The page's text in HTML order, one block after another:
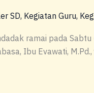
SD, Kegiatan Guru,
ramai pada
Ibu Evawati, M.Pd.,